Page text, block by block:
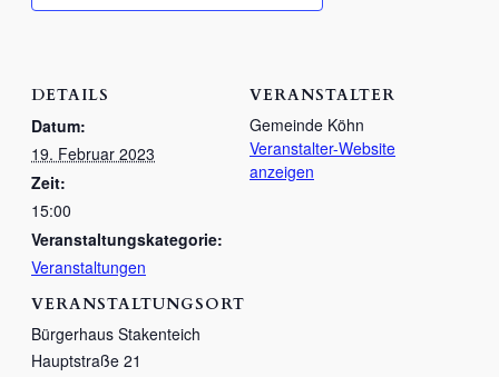
DETAILS
Datum:
19. Februar 2023
Zeit:
15:00
Veranstaltungskategorie:
Veranstaltungen
VERANSTALTUNGSORT
Bürgerhaus Stakenteich
Hauptstraße 21
VERANSTALTER
Gemeinde Köhn
Veranstalter-Website
anzeigen